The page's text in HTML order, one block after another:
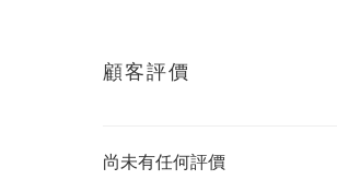
顧客評價
尚未有任何評價